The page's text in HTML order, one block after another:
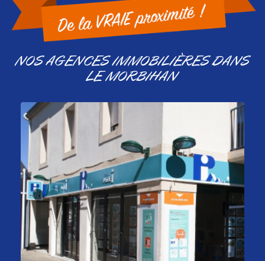
NOS AGENCES IMMOBILIÈRES DANS
LE MORBIHAN